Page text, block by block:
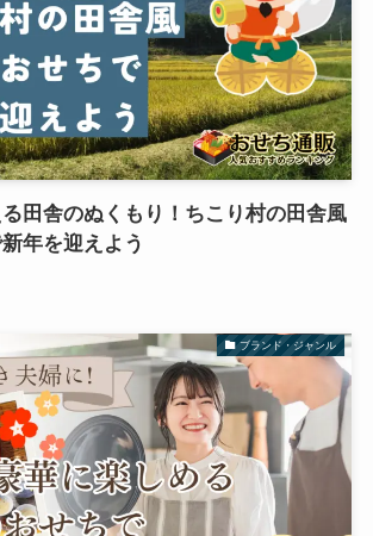
田舎のぬくもり！ちこり村の田舎風
年を迎えよう
ブランド・ジャンル